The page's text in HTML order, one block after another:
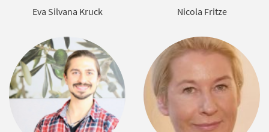
Eva Silvana Kruck
Nicola Fritze